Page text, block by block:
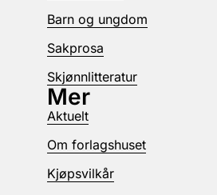
Barn og ungdom
Sakprosa
Skjønnlitteratur
Mer
Aktuelt
Om forlagshuset
Kjøpsvilkår